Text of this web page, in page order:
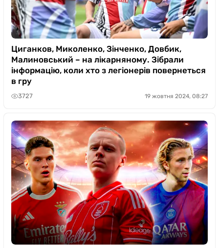
Циганков, Миколенко, Зінченко, Довбик,
Малиновський – на лікарняному. Зібрали
інформацію, коли хто з легіонерів повернеться
в гру
3727 19 жовтня 2024, 08:27